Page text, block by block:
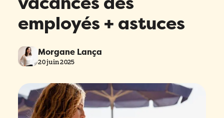
employés + astuces
Morgane Lança
20 juin 2025